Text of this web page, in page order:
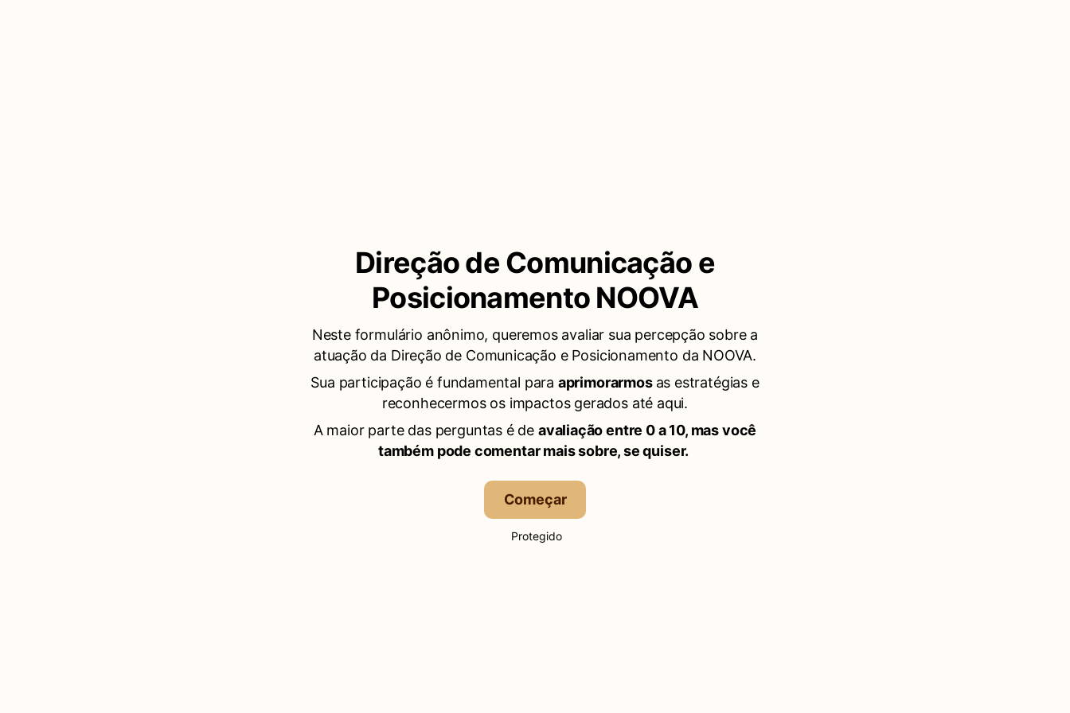
Direção de Comunicação e
Posicionamento NOOVA
Neste formulário anônimo, queremos avaliar sua percepção sobre a
atuação da Direção de Comunicação e Posicionamento da NOOVA.
Sua participação é fundamental para aprimorarmos as estratégias e
reconhecermos os impactos gerados até aqui.
A maior parte das perguntas é de avaliação entre 0 a 10, mas você
também pode comentar mais sobre, se quiser.
Começar
Protegido